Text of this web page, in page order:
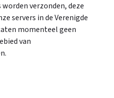
verzonden, deze
servers in de Verenigde
momenteel geen
van